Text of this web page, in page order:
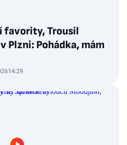
favority, Trousil
Plzni: Pohádka, mám
14:29